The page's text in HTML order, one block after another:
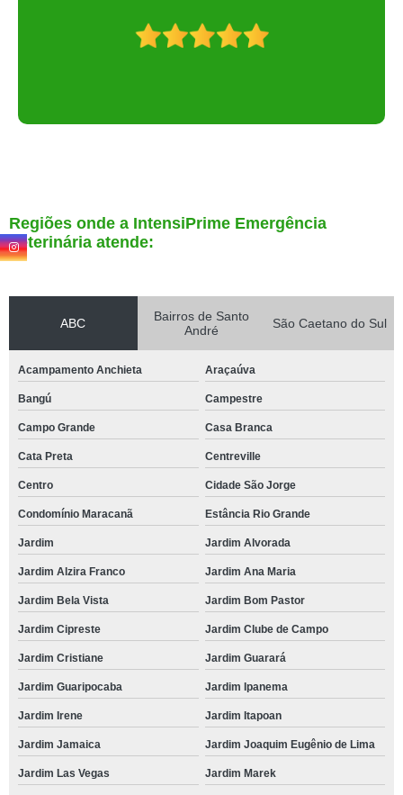
Regiões onde a IntensiPrime Emergência
Veterinária atende:
ABC
Bairros de Santo
André
São Caetano do Sul
Acampamento Anchieta Araçaúva
Bangú Campestre
Campo Grande Casa Branca
Cata Preta Centreville
Centro Cidade São Jorge
Condomínio Maracanã Estância Rio Grande
Jardim Jardim Alvorada
Jardim Alzira Franco Jardim Ana Maria
Jardim Bela Vista Jardim Bom Pastor
Jardim Cipreste Jardim Clube de Campo
Jardim Cristiane Jardim Guarará
Jardim Guaripocaba Jardim Ipanema
Jardim Irene Jardim Itapoan
Jardim Jamaica Jardim Joaquim Eugênio de Lima
Jardim Las Vegas Jardim Marek